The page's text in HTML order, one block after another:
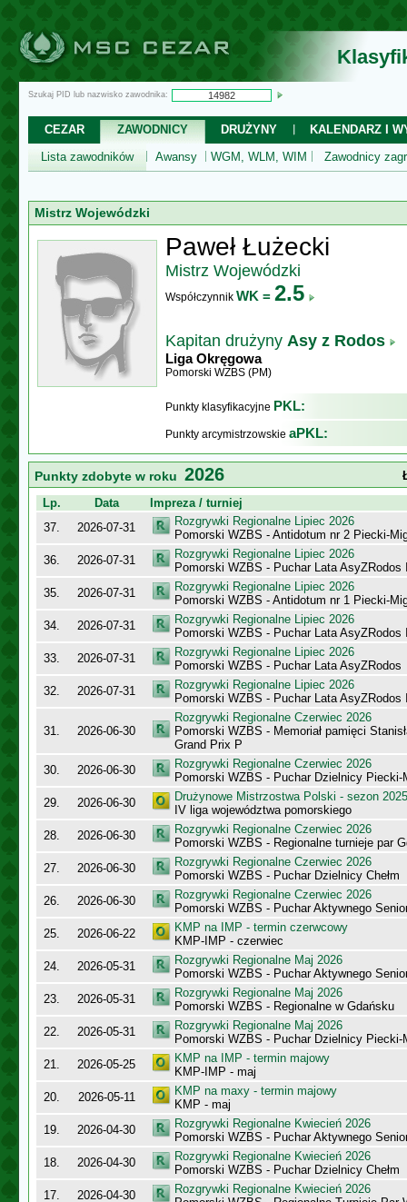
Szukaj PID lub nazwisko zawodnika:
CEZAR ZAWODNICY DRUŻYNY
KALENDARZ I
Lista zawodników
Awansy WGM, WLM, WIM Zawodnicy
Mistrz Wojewódzki
Paweł Łużecki
Mistrz Wojewódzki
Współczynnik WK = 2.5
Kapitan drużyny Asy z Rodos
Liga Okręgowa
Pomorski WZBS (PM)
Punkty klasyfikacyjne PKL:
Punkty arcymistrzowskie aPKL:
Punkty zdobyte w roku 2026
Lp.
Data
Impreza / turniej
37.
2026-07-31
Rozgrywki Regionalne Lipiec 2026
Pomorski WZBS - Antidotum nr 2 Piecki-
36.
2026-07-31
Rozgrywki Regionalne Lipiec 2026
Pomorski WZBS - Puchar Lata AsyZRodos
35.
2026-07-31
Rozgrywki Regionalne Lipiec 2026
Pomorski WZBS - Antidotum nr 1 Piecki-
34.
2026-07-31
Rozgrywki Regionalne Lipiec 2026
Pomorski WZBS - Puchar Lata AsyZRodos
33.
2026-07-31
Rozgrywki Regionalne Lipiec 2026
Pomorski WZBS - Puchar Lata AsyZRodos
32.
2026-07-31
Rozgrywki Regionalne Lipiec 2026
Pomorski WZBS - Puchar Lata AsyZRodos
31. 2026-06-30
Rozgrywki Regionalne Czerwiec 2026
Pomorski WZBS - Memoriał pamięci
Grand Prix P
30.
2026-06-30
Rozgrywki Regionalne Czerwiec 2026
Pomorski WZBS - Puchar Dzielnicy Piecki-
29.
2026-06-30
Drużynowe Mistrzostwa Polski - sezon
IV liga województwa pomorskiego
28.
2026-06-30
Rozgrywki Regionalne Czerwiec 2026
Pomorski WZBS - Regionalne turnieje par
27.
2026-06-30
Rozgrywki Regionalne Czerwiec 2026
Pomorski WZBS - Puchar Dzielnicy Chełm
26.
2026-06-30
Rozgrywki Regionalne Czerwiec 2026
Pomorski WZBS - Puchar Aktywnego
25.
2026-06-22
KMP na IMP - termin czerwcowy
KMP-IMP - czerwiec
24.
2026-05-31
Rozgrywki Regionalne Maj 2026
Pomorski WZBS - Puchar Aktywnego
23.
2026-05-31
Rozgrywki Regionalne Maj 2026
Pomorski WZBS - Regionalne w Gdańsku
22.
2026-05-31
Rozgrywki Regionalne Maj 2026
Pomorski WZBS - Puchar Dzielnicy Piecki-
21.
2026-05-25
KMP na IMP - termin majowy
KMP-IMP - maj
20.
2026-05-11
KMP na maxy - termin majowy
KMP - maj
19.
2026-04-30
Rozgrywki Regionalne Kwiecień 2026
Pomorski WZBS - Puchar Aktywnego
18.
2026-04-30
Rozgrywki Regionalne Kwiecień 2026
Pomorski WZBS - Puchar Dzielnicy Chełm
17.
2026-04-30
Rozgrywki Regionalne Kwiecień 2026